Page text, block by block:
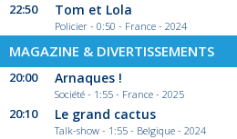
22:50 Tom et Lola
Policier - 0:50 - France - 2024
MAGAZINE & DIVERTISSEMENTS
20:00 Arnaques !
Société - 1:55 - France - 2025
20:10 Le grand cactus
Talk-show - 1:55 - Belgique - 2024